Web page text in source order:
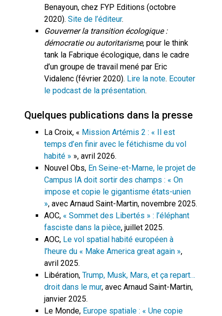
Benayoun, chez FYP Editions (octobre
2020). Site de l’éditeur.
Gouverner la transition écologique :
démocratie ou autoritarisme, pour le think
tank la Fabrique écologique, dans le cadre
d’un groupe de travail mené par Eric
Vidalenc (février 2020). Lire la note. Ecouter
le podcast de la présentation.
Quelques publications dans la presse
La Croix, « Mission Artémis 2 : « Il est
temps d’en finir avec le fétichisme du vol
habité » », avril 2026.
Nouvel Obs, En Seine-et-Marne, le projet de
Campus IA doit sortir des champs : « On
impose et copie le gigantisme états-unien
», avec Arnaud Saint-Martin, novembre 2025.
AOC, « Sommet des Libertés » : l’éléphant
fasciste dans la pièce, juillet 2025.
AOC, Le vol spatial habité européen à
l’heure du « Make America great again »,
avril 2025.
Libération, Trump, Musk, Mars, et ça repart…
droit dans le mur, avec Arnaud Saint-Martin,
janvier 2025.
Le Monde, Europe spatiale : « Une copie